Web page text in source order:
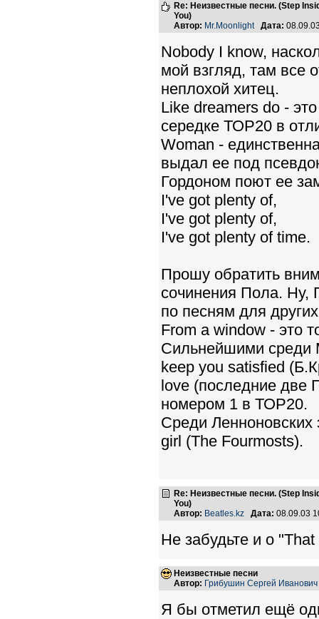
Re: Неизвестные песни. (Step
You)
Автор: Mr.Moonlight Дата:
Nobody I know,
мой взгляд, там все
неплохой хитец.
Like dreamers do -
середке ТОР20 в
Woman -
выдал ее под
Гордоном поют ее
I've got plenty of,
I've got plenty of,
I've got plenty of time.
Прошу обратить
сочинения Пола. Ну,
по песням для
From a window - это
Сильнейшими среди
keep you satisfied
love (последние две
номером 1 в ТОР20.
Среди
girl (The Fourmosts).
Re: Неизвестные песни. (Step
You)
Автор: Beatles.kz Дата: 08.09.03
Не забудьте и о
Неизвестные песни
Автор: Грибушин Сергей Иванович
Я бы отметил ещё